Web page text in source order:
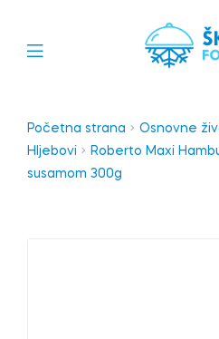
Početna strana
Osnovne
Hljebovi
Roberto Maxi
susamom 300g